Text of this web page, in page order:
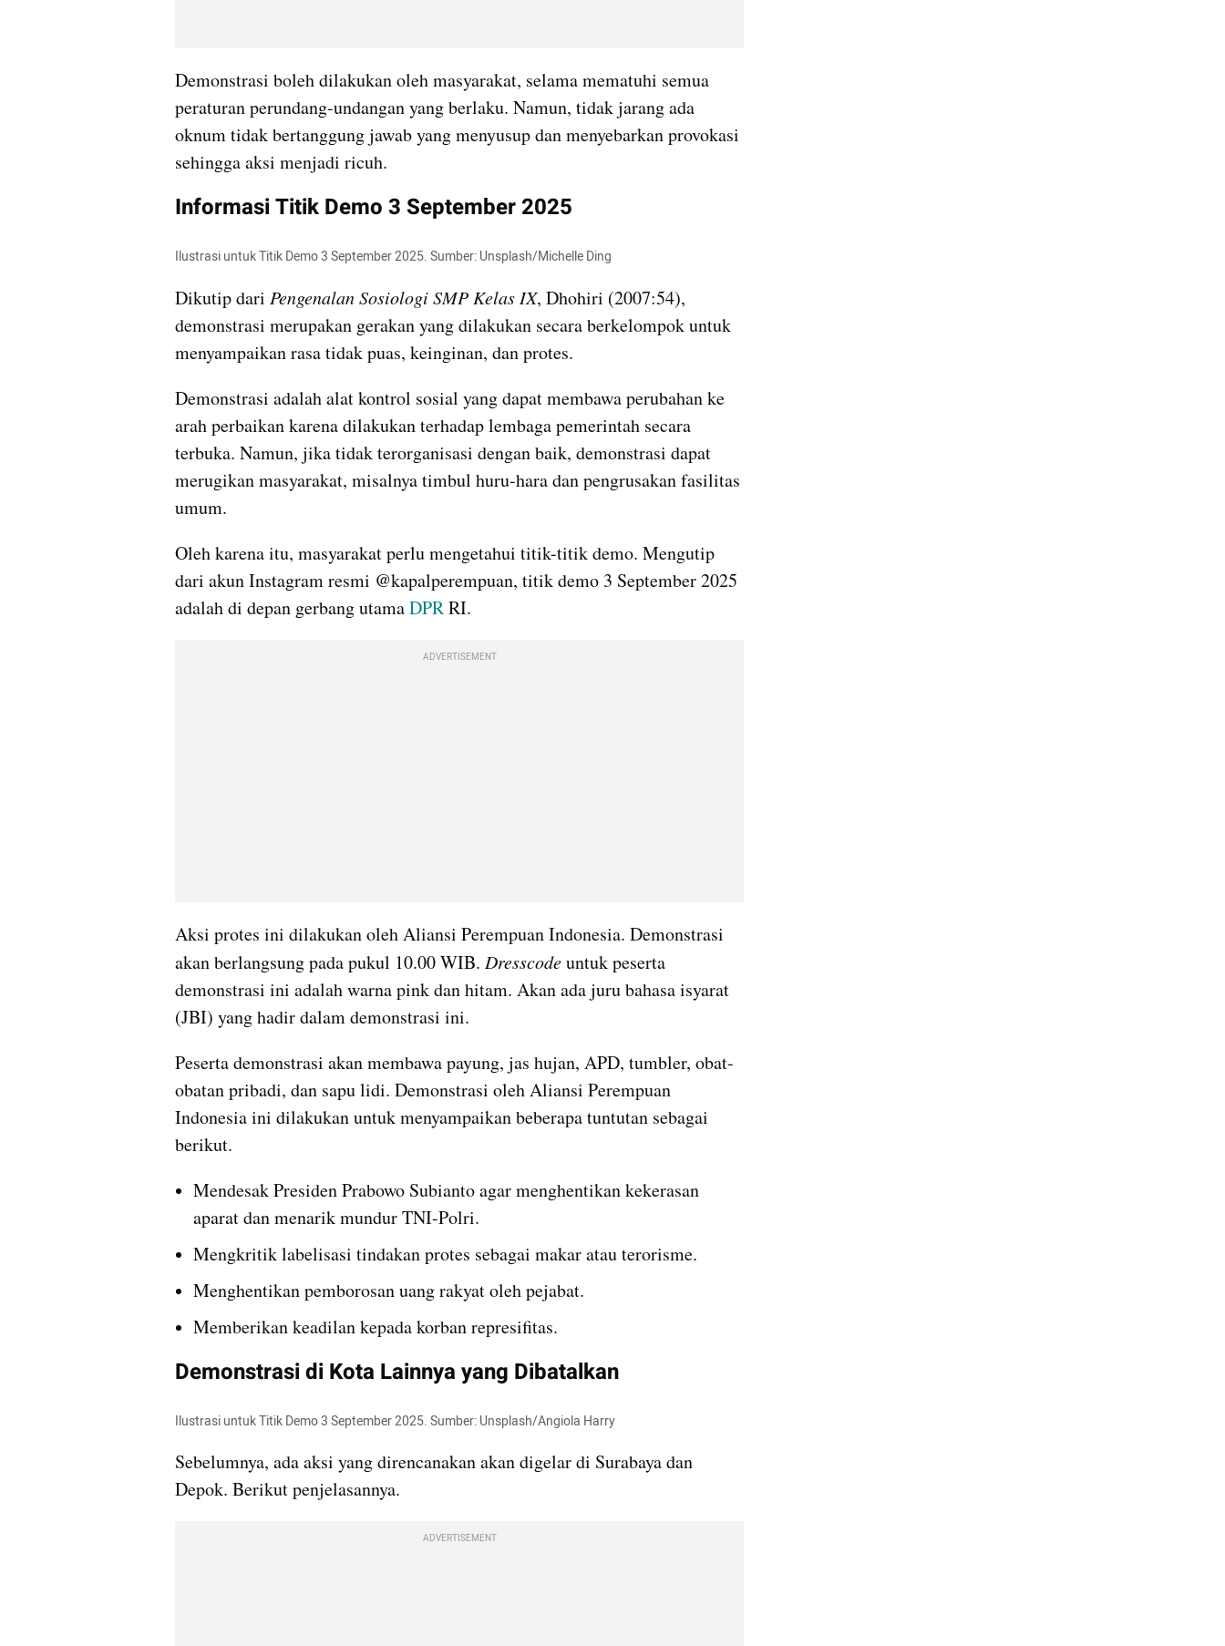
Demonstrasi boleh dilakukan oleh masyarakat, selama mematuhi semua
peraturan perundang-undangan yang berlaku. Namun, tidak jarang ada
oknum tidak bertanggung jawab yang menyusup dan menyebarkan provokasi
sehingga aksi menjadi ricuh.
Informasi Titik Demo 3 September 2025
Ilustrasi untuk Titik Demo 3 September 2025. Sumber: Unsplash/Michelle Ding
Dikutip dari Pengenalan Sosiologi SMP Kelas IX, Dhohiri (2007:54),
demonstrasi merupakan gerakan yang dilakukan secara berkelompok untuk
menyampaikan rasa tidak puas, keinginan, dan protes.
Demonstrasi adalah alat kontrol sosial yang dapat membawa perubahan ke
arah perbaikan karena dilakukan terhadap lembaga pemerintah secara
terbuka. Namun, jika tidak terorganisasi dengan baik, demonstrasi dapat
merugikan masyarakat, misalnya timbul huru-hara dan pengrusakan fasilitas
umum.
Oleh karena itu, masyarakat perlu mengetahui titik-titik demo. Mengutip
dari akun Instagram resmi @kapalperempuan, titik demo 3 September 2025
adalah di depan gerbang utama DPR RI.
ADVERTISEMENT
Aksi protes ini dilakukan oleh Aliansi Perempuan Indonesia. Demonstrasi
akan berlangsung pada pukul 10.00 WIB. Dresscode untuk peserta
demonstrasi ini adalah warna pink dan hitam. Akan ada juru bahasa isyarat
(JBI) yang hadir dalam demonstrasi ini.
Peserta demonstrasi akan membawa payung, jas hujan, APD, tumbler, obat-
obatan pribadi, dan sapu lidi. Demonstrasi oleh Aliansi Perempuan
Indonesia ini dilakukan untuk menyampaikan beberapa tuntutan sebagai
berikut.
Mendesak Presiden Prabowo Subianto agar menghentikan kekerasan
aparat dan menarik mundur TNI-Polri.
Mengkritik labelisasi tindakan protes sebagai makar atau terorisme.
Menghentikan pemborosan uang rakyat oleh pejabat.
Memberikan keadilan kepada korban represifitas.
Demonstrasi di Kota Lainnya yang Dibatalkan
Ilustrasi untuk Titik Demo 3 September 2025. Sumber: Unsplash/Angiola Harry
Sebelumnya, ada aksi yang direncanakan akan digelar di Surabaya dan
Depok. Berikut penjelasannya.
ADVERTISEMENT